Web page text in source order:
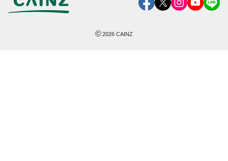
©2026 CAINZ